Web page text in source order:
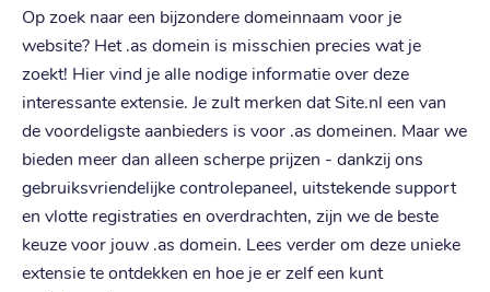
Op zoek naar een bijzondere domeinnaam voor je
website? Het .as domein is misschien precies wat je
zoekt! Hier vind je alle nodige informatie over deze
interessante extensie. Je zult merken dat Site.nl een van
de voordeligste aanbieders is voor .as domeinen. Maar we
bieden meer dan alleen scherpe prijzen - dankzij ons
gebruiksvriendelijke controlepaneel, uitstekende support
en vlotte registraties en overdrachten, zijn we de beste
keuze voor jouw .as domein. Lees verder om deze unieke
extensie te ontdekken en hoe je er zelf een kunt